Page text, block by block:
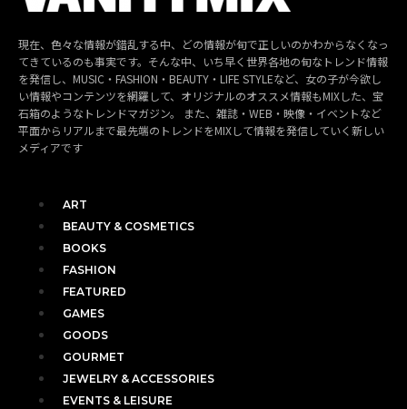
現在、色々な情報が錯乱する中、どの情報が旬で正しいのかわからなくなっ
てきているのも事実です。そんな中、いち早く世界各地の旬なトレンド情報
を発信し、MUSIC・FASHION・BEAUTY・LIFE STYLEなど、女の子が今欲し
い情報やコンテンツを網羅して、オリジナルのオススメ情報もMIXした、宝
石箱のようなトレンドマガジン。 また、雑誌・WEB・映像・イベントなど
平面からリアルまで最先端のトレンドをMIXして情報を発信していく新しい
メディアです
ART
BEAUTY & COSMETICS
BOOKS
FASHION
FEATURED
GAMES
GOODS
GOURMET
JEWELRY & ACCESSORIES
EVENTS & LEISURE